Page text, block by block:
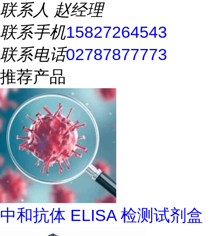
联系人 赵经理
联系手机15827264543
联系电话02787877773
推荐产品
中和抗体 ELISA 检测试剂盒